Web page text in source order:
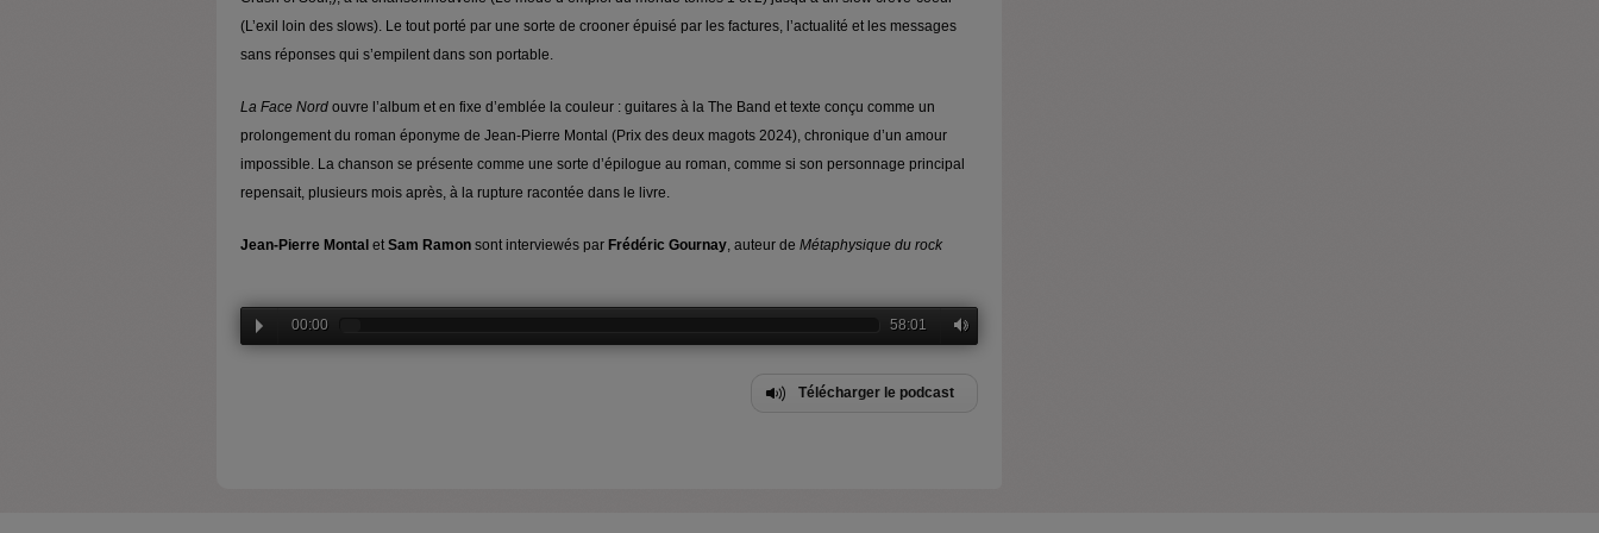
(L’exil loin des slows). Le tout porté par une sorte de crooner épuisé par les factures, l’actualité et les messages
sans réponses qui s’empilent dans son portable.
La Face Nord ouvre l’album et en fixe d’emblée la couleur : guitares à la The Band et texte conçu comme un
prolongement du roman éponyme de Jean-Pierre Montal (Prix des deux magots 2024), chronique d’un amour
impossible. La chanson se présente comme une sorte d’épilogue au roman, comme si son personnage principal
repensait, plusieurs mois après, à la rupture racontée dans le livre.
Jean-Pierre Montal et Sam Ramon sont interviewés par Frédéric Gournay , auteur de Métaphysique du rock
00:00 58:01
Télécharger le podcast